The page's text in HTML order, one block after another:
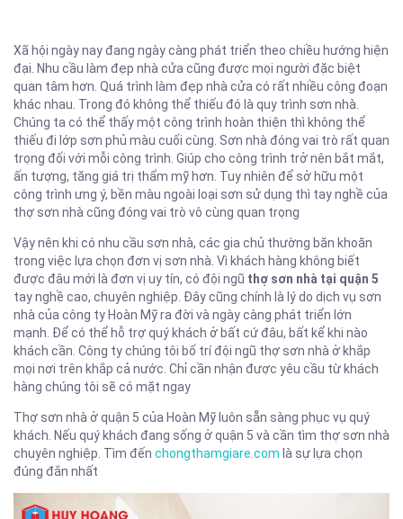
Xã hội ngày nay đang ngày càng phát triển theo chiều hướng hiện
đại. Nhu cầu làm đẹp nhà cửa cũng được mọi người đặc biệt
quan tâm hơn. Quá trình làm đẹp nhà cửa có rất nhiều công đoạn
khác nhau. Trong đó không thể thiếu đó là quy trình sơn nhà.
Chúng ta có thể thấy một công trình hoàn thiện thì không thể
thiếu đi lớp sơn phủ màu cuối cùng. Sơn nhà đóng vai trò rất quan
trọng đối với mỗi công trình. Giúp cho công trình trở nên bắt mắt,
ấn tượng, tăng giá trị thẩm mỹ hơn. Tuy nhiên để sở hữu một
công trình ưng ý, bền màu ngoài loại sơn sử dụng thì tay nghề của
thợ sơn nhà cũng đóng vai trò vô cùng quan trọng
Vậy nên khi có nhu cầu sơn nhà, các gia chủ thường băn khoăn
trong việc lựa chọn đơn vị sơn nhà. Vì khách hàng không biết
được đâu mới là đơn vị uy tín, có đội ngũ thợ sơn nhà tại quận 5
tay nghề cao, chuyên nghiệp. Đây cũng chính là lý do dịch vụ sơn
nhà của công ty Hoàn Mỹ ra đời và ngày càng phát triển lớn
mạnh. Để có thể hỗ trợ quý khách ở bất cứ đâu, bất kể khi nào
khách cần. Công ty chúng tôi bố trí đội ngũ thợ sơn nhà ở khắp
mọi nơi trên khắp cả nước. Chỉ cần nhận được yêu cầu từ khách
hàng chúng tôi sẽ có mặt ngay
Thợ sơn nhà ở quận 5 của Hoàn Mỹ luôn sẵn sàng phục vụ quý
khách. Nếu quý khách đang sống ở quận 5 và cần tìm thợ sơn nhà
chuyên nghiệp. Tìm đến chongthamgiare.com là sự lựa chọn
đúng đắn nhất